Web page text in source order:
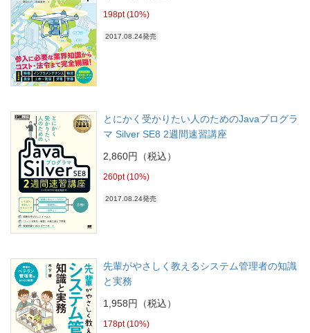
198pt (10%)
2017.08.24発売
とにかく受かりたい人のためのJavaプログラ
マ Silver SE8 2週間速習講座
2,860円（税込）
260pt (10%)
2017.08.24発売
先輩がやさしく教えるシステム管理者の知識
と実務
1,958円（税込）
178pt (10%)